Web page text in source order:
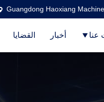
Guangdong Haoxiang
عنا أخبار القضايا